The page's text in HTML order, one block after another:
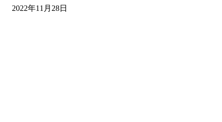
2022年11月28日